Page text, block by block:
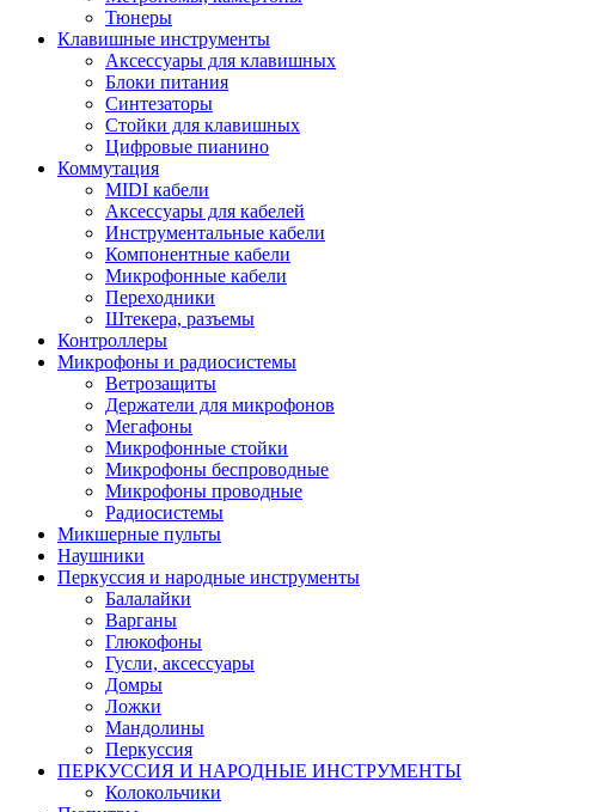
Тюнеры
Клавишные инструменты
Аксессуары для клавишных
Блоки питания
Синтезаторы
Стойки для клавишных
Цифровые пианино
Коммутация
MIDI кабели
Аксессуары для кабелей
Инструментальные кабели
Компонентные кабели
Микрофонные кабели
Переходники
Штекера, разъемы
Контроллеры
Микрофоны и радиосистемы
Ветрозащиты
Держатели для микрофонов
Мегафоны
Микрофонные стойки
Микрофоны беспроводные
Микрофоны проводные
Радиосистемы
Микшерные пульты
Наушники
Перкуссия и народные инструменты
Балалайки
Варганы
Глюкофоны
Гусли, аксессуары
Домры
Ложки
Мандолины
Перкуссия
ПЕРКУССИЯ И НАРОДНЫЕ ИНСТРУМЕНТЫ
Колокольчики